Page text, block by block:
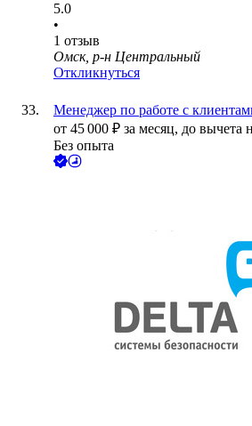
5.0
•
1 отзыв
Омск, р-н Центральный
Откликнуться
Менеджер по работе с
от 45 000 ₽ за месяц, до вычета
Без опыта